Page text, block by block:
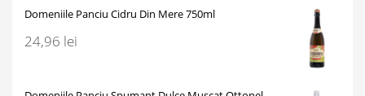
Domeniile Panciu Cidru Din Mere 750ml
24,96 lei